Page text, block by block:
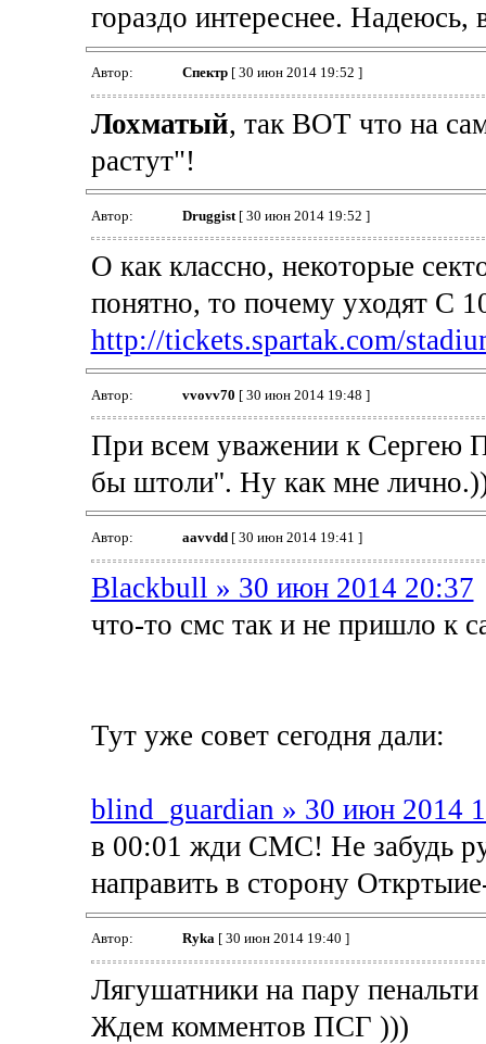
гораздо интереснее. Надеюсь,
Автор: Спектр[ 30 июн 2014 19:52 ]
Лохматый, так ВОТ что на
растут"!
Автор: Druggist[ 30 июн 2014 19:52 ]
О как классно, некоторые
понятно, то почему уходят С
http://tickets.spartak.com/
Автор: vvovv70 [ 30 июн 2014 19:48 ]
При всем уважении к Сергею
бы штоли''. Ну как мне
Автор: aavvdd[ 30 июн 2014 19:41 ]
Blackbull » 30 июн 2014 20:37
что-то смс так и не пришло к
Тут уже совет сегодня дали:
blind_guardian » 30 июн 2014
в 00:01 жди СМС! Не забудь
направить в сторону
Автор: Ryka[ 30 июн 2014 19:40 ]
Лягушатники на пару
Ждем комментов ПСГ )))